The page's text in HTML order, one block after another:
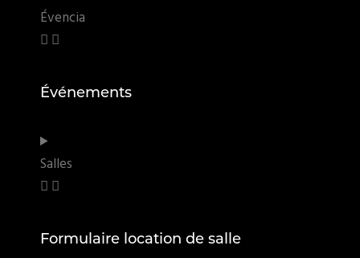
Évencia
Événements
Salles
Formulaire location de salle